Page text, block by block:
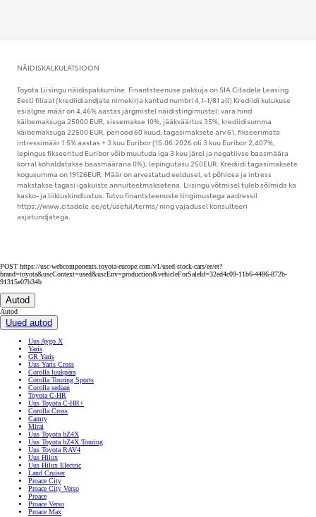
NÄIDISKALKULATSIOON
Toyota Liisingu näidispakkumine. Finantsteenuse pakkuja on SIA Citadele Leasing
Eesti filiaal (krediidiandjate nimekirja kantud numbri 4,1-1/81 all) Krediidi kulukuse
esialgne määr on 4,46% aastas järgmistel näidistingimustel: vara hind
käibemaksuga 25000 EUR, sissemakse 10%, jääkväärtus 35%, krediidisumma
käibemaksuga 22500 EUR, periood 60 kuud, tagasimaksete arv 61, fikseerimata
intressimäär 1.5% aastas + 3 kuu Euribor (15.06.2026 oli 3 kuu Euribor 2,407%,
lepingus fikseeritud Euribor võib muutuda iga 3 kuu järel ja negatiivse baasmäära
korral kohaldatakse baasmäärana 0%), lepingutasu 250EUR. Krediidi tagasimaksete
kogusumma on 19126EUR. Määr on arvestatud eeldusel, et põhiosa ja intress
makstakse tagasi igakuiste annuiteetmaksetena. Liisingu võtmisel tuleb sõlmida ka
kasko- ja liikluskindlustus. Tutvu finantsteenuste tingimustega aadressil
https://www.citadele.ee/et/useful/terms/ ning vajadusel konsulteeri
asjatundjatega.
POST https://usc-webcomponents.toyota-europe.com/v1/used-stock-cars/ee/et?
brand=toyota&uscContext=used&uscEnv=production&vehicleForSaleId=32ed4c09-11b6-4486-872b-
91315e07b34b
Autod
Autod
Uued autod
Uus Aygo X
Yaris
GR Yaris
Uus Yaris Cross
Corolla luukpära
Corolla Touring Sports
Corolla sedaan
Toyota C-HR
Uus Toyota C-HR+
Corolla Cross
Camry
Mirai
Uus Toyota bZ4X
Uus Toyota bZ4X Touring
Uus Toyota RAV4
Uus Hilux
Uus Hilux Electric
Land Cruiser
Proace City
Proace City Verso
Proace
Proace Verso
Proace Max